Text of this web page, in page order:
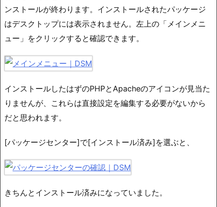
ンストールが終わります。インストールされたパッケージ
はデスクトップには表示されません。左上の「メインメニ
ュー」をクリックすると確認できます。
インストールしたはずのPHPとApacheのアイコンが見当た
りませんが、これらは直接設定を編集する必要がないから
だと思われます。
[パッケージセンター]で[インストール済み]を選ぶと、
きちんとインストール済みになっていました。